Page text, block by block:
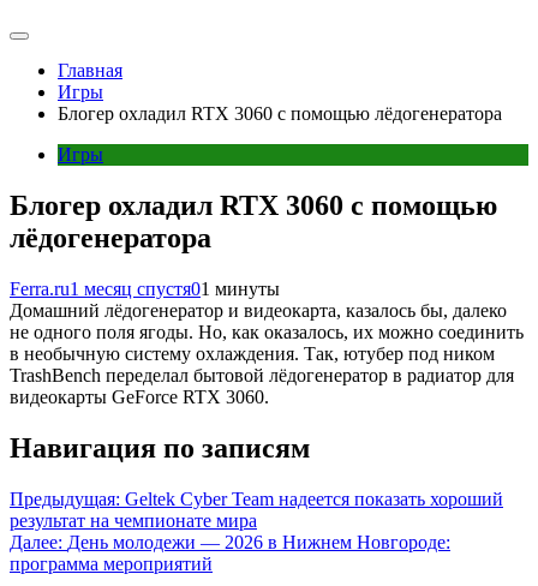
Главная
Игры
Блогер охладил RTX 3060 с помощью лёдогенератора
Игры
Блогер охладил RTX 3060 с помощью
лёдогенератора
Ferra.ru1 месяц спустя01 минуты
Домашний лёдогенератор и видеокарта, казалось бы, далеко
не одного поля ягоды. Но, как оказалось, их можно соединить
в необычную систему охлаждения. Так, ютубер под ником
TrashBench переделал бытовой лёдогенератор в радиатор для
видеокарты GeForce RTX 3060.
Навигация по записям
Предыдущая: Geltek Cyber Team надеется показать хороший
результат на чемпионате мира
Далее: День молодежи — 2026 в Нижнем Новгороде:
программа мероприятий